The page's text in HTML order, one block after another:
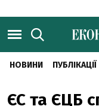
НОВИНИ ПУБЛІКАЦІЇ
ЄС та ЄЦБ